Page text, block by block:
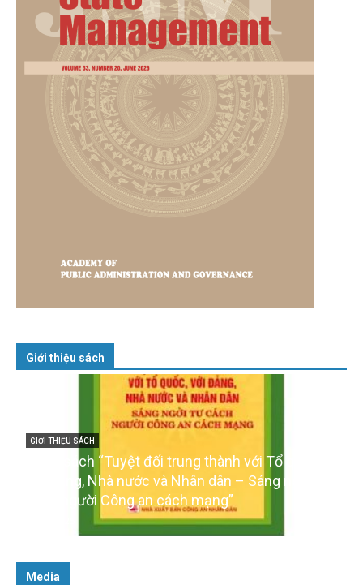
Giới thiệu sách
GIỚI THIỆU SÁCH
Cuốn sách “Tuyệt đối trung thành với Tổ quốc,
với Đảng, Nhà nước và Nhân dân – Sáng ngời tư
cách người Công an cách mạng”
Media